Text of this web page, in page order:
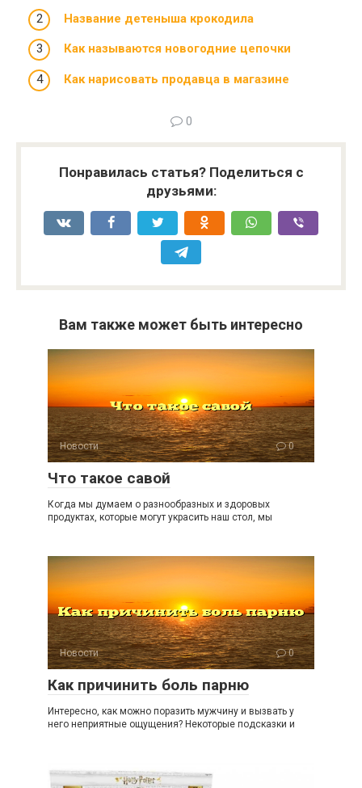
Название детеныша крокодила
Как называются новогодние цепочки
Как нарисовать продавца в магазине
0
Понравилась статья? Поделиться с
друзьями:
Вам также может быть интересно
Новости 0
Что такое савой
Когда мы думаем о разнообразных и здоровых
продуктах, которые могут украсить наш стол, мы
Новости 0
Как причинить боль парню
Интересно, как можно поразить мужчину и вызвать у
него неприятные ощущения? Некоторые подсказки и